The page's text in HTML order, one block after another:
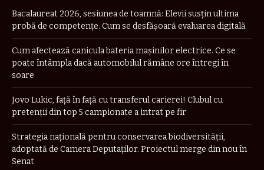
Bacalaureat 2026, sesiunea de toamnă: Elevii susțin ultima
probă de competențe. Cum se desfășoară evaluarea digitală
Cum afectează canicula bateria mașinilor electrice. Ce se
poate întâmpla dacă automobilul rămâne ore întregi în
soare
Jovo Lukic, față în față cu transferul carierei! Clubul cu
pretenții din top 5 campionate a intrat pe fir
Strategia naţională pentru conservarea biodiversităţii,
adoptată de Camera Deputaților. Proiectul merge din nou în
Senat